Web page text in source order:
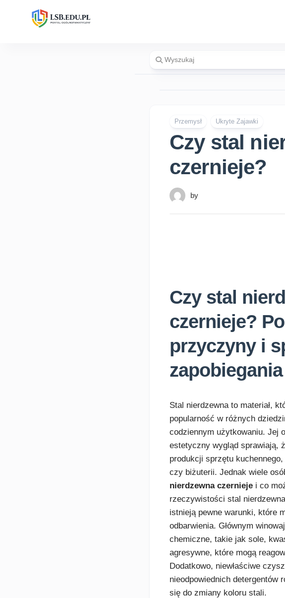
Przemysł Ukryte Zajawki
Czy stal
czernieje?
by
Czy stal
czernieje?
przyczyny i
zapobiegania
Stal nierdzewna to materiał,
popularność w różnych
codziennym użytkowaniu. Jej
estetyczny wygląd sprawiają,
produkcji sprzętu
czy biżuterii. Jednak wiele
nierdzewna czernieje i co
rzeczywistości stal
istnieją pewne warunki, które
odbarwienia. Głównym
chemiczne, takie jak sole,
agresywne, które mogą
Dodatkowo, niewłaściwe
nieodpowiednich detergentów
się do zmiany koloru stali.